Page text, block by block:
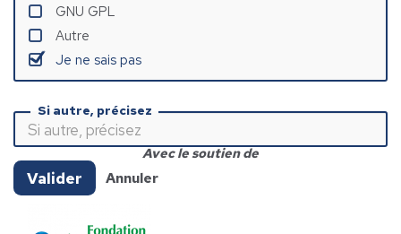
GNU GPL
Autre
Je ne sais pas
Si autre, précisez
Valider Annuler
Avec le soutien de